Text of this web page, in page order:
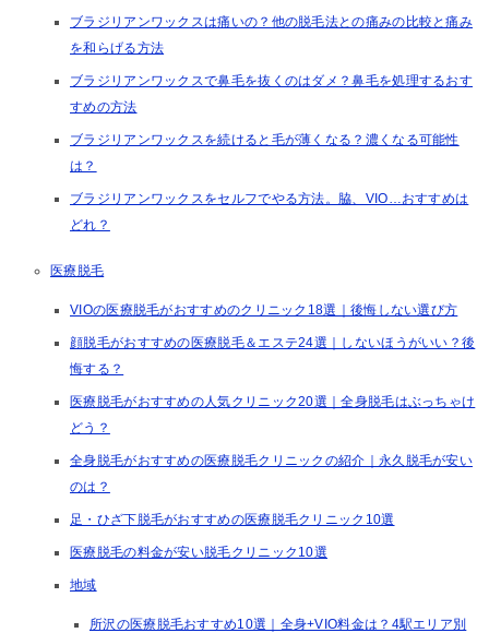
ブラジリアンワックスは痛いの？他の脱毛法との痛みの比較と痛み
を和らげる方法
ブラジリアンワックスで鼻毛を抜くのはダメ？鼻毛を処理するおす
すめの方法
ブラジリアンワックスを続けると毛が薄くなる？濃くなる可能性
は？
ブラジリアンワックスをセルフでやる方法。脇、VIO…おすすめは
どれ？
医療脱毛
VIOの医療脱毛がおすすめのクリニック18選｜後悔しない選び方
顔脱毛がおすすめの医療脱毛＆エステ24選｜しないほうがいい？後
悔する？
医療脱毛がおすすめの人気クリニック20選｜全身脱毛はぶっちゃけ
どう？
全身脱毛がおすすめの医療脱毛クリニックの紹介｜永久脱毛が安い
のは？
足・ひざ下脱毛がおすすめの医療脱毛クリニック10選
医療脱毛の料金が安い脱毛クリニック10選
地域
所沢の医療脱毛おすすめ10選｜全身+VIO料金は？4駅エリア別